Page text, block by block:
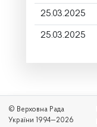
25.03.2025
25.03.2025
© Верховна Рада
України 1994—2026